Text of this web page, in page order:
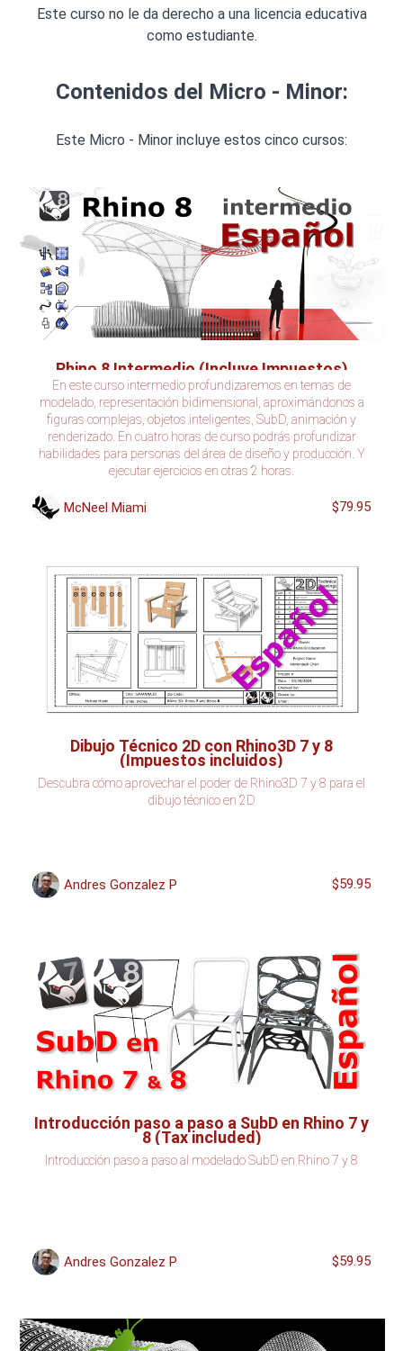
Este curso no le da derecho a una licencia educativa
como estudiante.
Contenidos del Micro - Minor:
Este Micro - Minor incluye estos cinco cursos:
Rhino 8 Intermedio (Incluye Impuestos)
En este curso intermedio profundizaremos en temas de
modelado, representación bidimensional, aproximándonos a
figuras complejas, objetos inteligentes, SubD, animación y
renderizado. En cuatro horas de curso podrás profundizar
habilidades para personas del área de diseño y producción. Y
ejecutar ejercicios en otras 2 horas.
McNeel Miami $79.95
Dibujo Técnico 2D con Rhino3D 7 y 8
(Impuestos incluidos)
Descubra cómo aprovechar el poder de Rhino3D 7 y 8 para el
dibujo técnico en 2D
Andres Gonzalez P $59.95
Introducción paso a paso a SubD en Rhino 7 y
8 (Tax included)
Introducción paso a paso al modelado SubD en Rhino 7 y 8
Andres Gonzalez P $59.95